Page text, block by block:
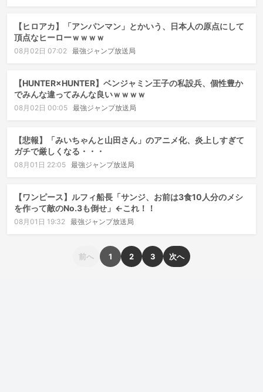
【ヒロアカ】「アンパンマン」とかいう、日本人の原点にして
頂点なヒーローｗｗｗｗ
08月02日 07:02 最強ジャンプ放送局
【HUNTER×HUNTER】ベンジャミン王子の私設兵、個性豊か
でみんな違ってみんな良いｗｗｗｗ
08月02日 00:05 最強ジャンプ放送局
【悲報】「みいちゃんと山田さん」のアニメ化、炎上しすぎて
ガチで厳しくなる・・・
08月01日 22:05 最強ジャンプ放送局
【ワンピース】ルフィ船長「サンジ、お前は3食10人分のメシ
を作って敵のNo.3も倒せ」←これ！！
08月01日 19:32 最強ジャンプ放送局
前へ 1 2 3 次へ